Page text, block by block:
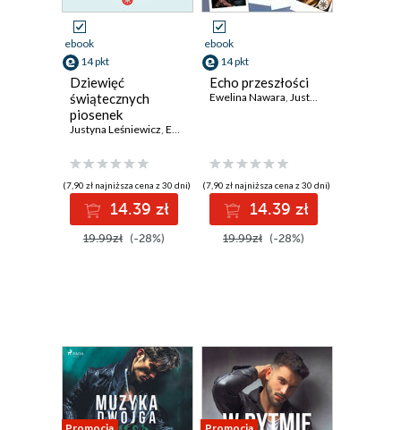
ebook
14 pkt
Dziewięć
świątecznych
piosenek
Justyna Leśniewicz, Ewelina Nawara
(7,90 zł najniższa cena z 30 dni)
14.39 zł
19.99zł (-28%)
ebook
14 pkt
Echo przeszłości
Ewelina Nawara, Justyna Leśniewicz
(7,90 zł najniższa cena z 30 dni)
14.39 zł
19.99zł (-28%)